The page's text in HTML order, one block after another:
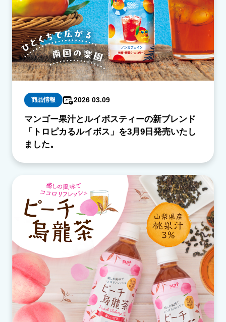
商品情報 2026 03.09
マンゴー果汁とルイボスティーの新ブレンド
「トロピカるルイボス」を3月9日発売いたし
ました。